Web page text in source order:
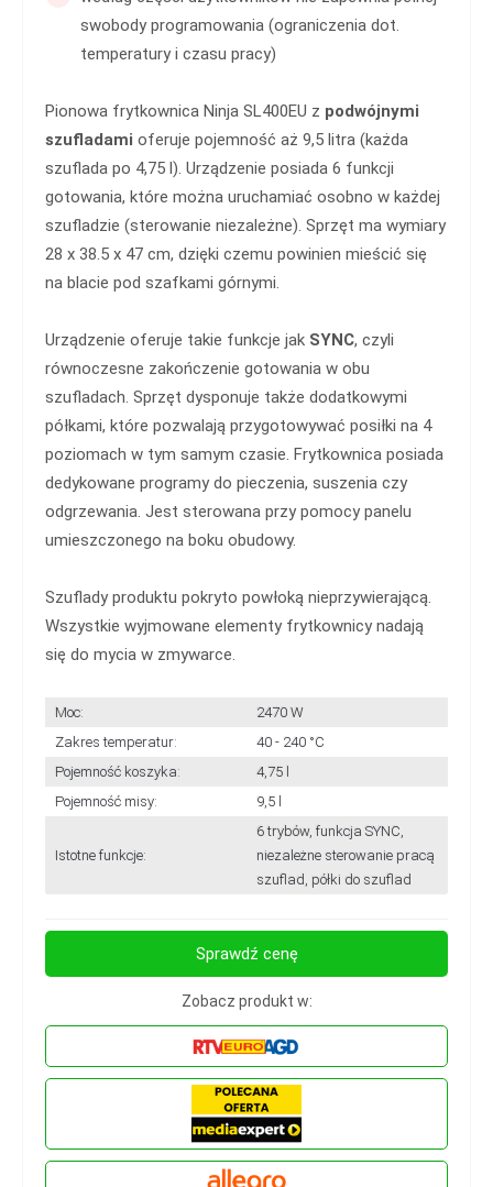
swobody programowania (ograniczenia dot.
temperatury i czasu pracy)
Pionowa frytkownica Ninja SL400EU z podwójnymi
szufladami oferuje pojemność aż 9,5 litra (każda
szuflada po 4,75 l). Urządzenie posiada 6 funkcji
gotowania, które można uruchamiać osobno w każdej
szufladzie (sterowanie niezależne). Sprzęt ma wymiary
28 x 38.5 x 47 cm, dzięki czemu powinien mieścić się
na blacie pod szafkami górnymi.
Urządzenie oferuje takie funkcje jak SYNC, czyli
równoczesne zakończenie gotowania w obu
szufladach. Sprzęt dysponuje także dodatkowymi
półkami, które pozwalają przygotowywać posiłki na 4
poziomach w tym samym czasie. Frytkownica posiada
dedykowane programy do pieczenia, suszenia czy
odgrzewania. Jest sterowana przy pomocy panelu
umieszczonego na boku obudowy.
Szuflady produktu pokryto powłoką nieprzywierającą.
Wszystkie wyjmowane elementy frytkownicy nadają
się do mycia w zmywarce.
Moc:
2470 W
Zakres temperatur:
40 - 240 °C
Pojemność koszyka:
4,75 l
Pojemność misy:
9,5 l
Istotne funkcje:
6 trybów, funkcja SYNC,
niezależne sterowanie pracą
szuflad, półki do szuflad
Sprawdź cenę
Zobacz produkt w: